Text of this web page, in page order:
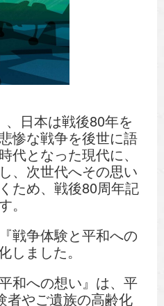
日本は戦後80年を
惨な戦争を後世に語
代となった現代に、
、次世代へその思い
ため、戦後80周年記
。
戦争体験と平和への
しました。
和への想い』は、平
者やご遺族の高齢化